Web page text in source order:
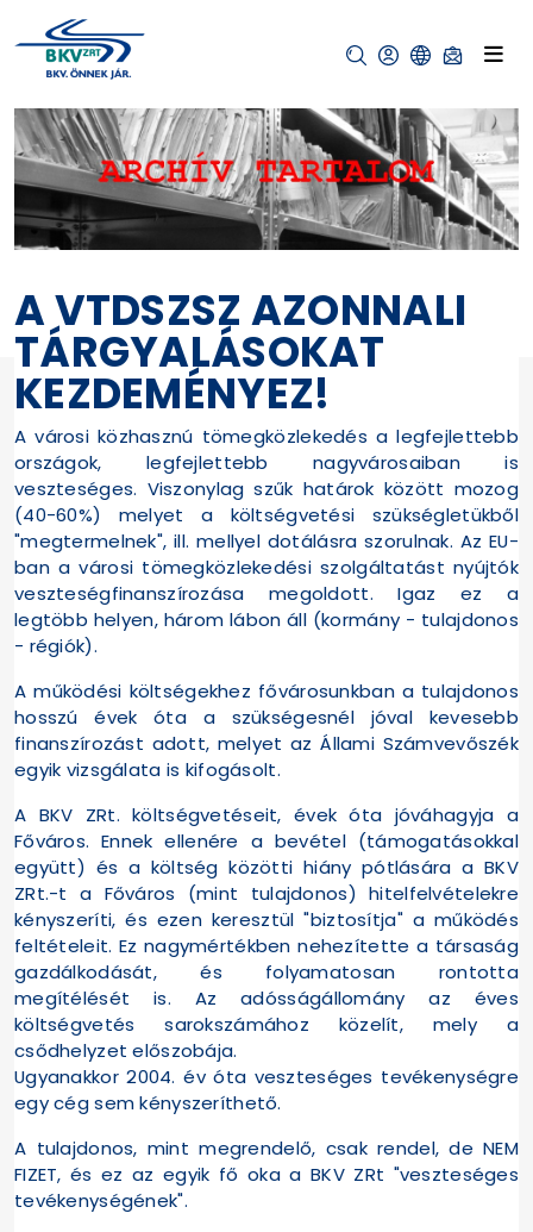
A VTDSZSZ AZONNALI
TÁRGYALÁSOKAT
KEZDEMÉNYEZ!
A városi közhasznú tömegközlekedés a legfejlettebb
országok, legfejlettebb nagyvárosaiban is
veszteséges. Viszonylag szűk határok között mozog
(40-60%) melyet a költségvetési szükségletükből
"megtermelnek", ill. mellyel dotálásra szorulnak. Az EU-
ban a városi tömegközlekedési szolgáltatást nyújtók
veszteségfinanszírozása megoldott. Igaz ez a
legtöbb helyen, három lábon áll (kormány - tulajdonos
- régiók).
A működési költségekhez fővárosunkban a tulajdonos
hosszú évek óta a szükségesnél jóval kevesebb
finanszírozást adott, melyet az Állami Számvevőszék
egyik vizsgálata is kifogásolt.
A BKV ZRt. költségvetéseit, évek óta jóváhagyja a
Főváros. Ennek ellenére a bevétel (támogatásokkal
együtt) és a költség közötti hiány pótlására a BKV
ZRt.-t a Főváros (mint tulajdonos) hitelfelvételekre
kényszeríti, és ezen keresztül "biztosítja" a működés
feltételeit. Ez nagymértékben nehezítette a társaság
gazdálkodását, és folyamatosan rontotta
megítélését is. Az adósságállomány az éves
költségvetés sarokszámához közelít, mely a
csődhelyzet előszobája.
Ugyanakkor 2004. év óta veszteséges tevékenységre
egy cég sem kényszeríthető.
A tulajdonos, mint megrendelő, csak rendel, de NEM
FIZET, és ez az egyik fő oka a BKV ZRt "veszteséges
tevékenységének".